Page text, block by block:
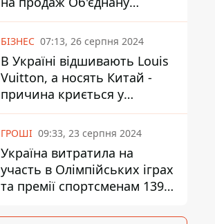
Гірнично-Хімічну Компанію
за багато мільярдів
БІЗНЕС 07:13, 26 серпня 2024
В Україні відшивають Louis
Vuitton, а носять Китай -
причина криється у
податках
ГРОШІ 09:33, 23 серпня 2024
Україна витратила на
участь в Олімпійських іграх
та премії спортсменам 139,6